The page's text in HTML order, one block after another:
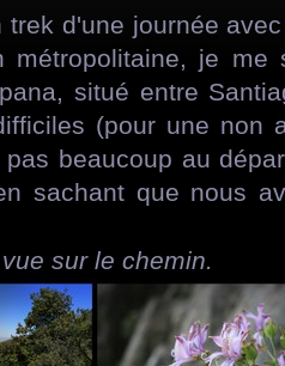
trek d'une journée
métropolitaine, je me
situé entre
(pour une non
beaucoup au
sachant que nous
sur le chemin.